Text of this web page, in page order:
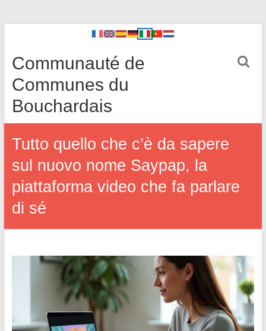
Communauté de
Communes du
Bouchardais
Tutto quello che c’è da sapere
sul nuovo nome Saypap, la
piattaforma video che fa parlare
di sé